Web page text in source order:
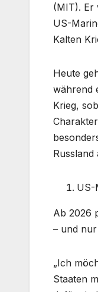
(MIT). Er
US-
Kalten
Heute
während
Krieg,
US-
Ab 2026
– und
„Ich
Staaten